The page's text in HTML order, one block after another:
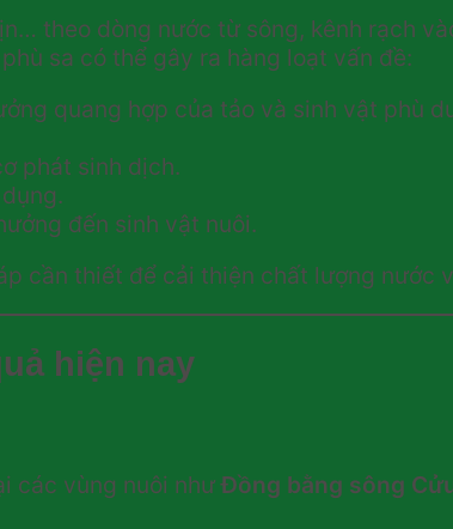
theo dòng nước từ sông, kênh rạch
sa có thể gây ra hàng loạt vấn đề:
quang hợp của tảo và sinh vật phù
phát sinh dịch.
đến sinh vật nuôi.
cần thiết để cải thiện chất lượng nước
hiện nay
các vùng nuôi nhưĐồng bằng sông